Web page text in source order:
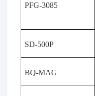
PFG-3085
SD-500P
BQ-MAG